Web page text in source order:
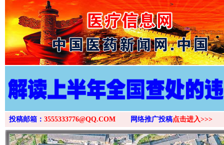
>
投稿邮箱： 3555333776@QQ.COM 网络推广投稿点击进入>>>